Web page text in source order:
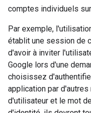
comptes individuels
Par exemple,
établit une session de
d'avoir à inviter
Google lors d'une
choisissez
application par
d'utilisateur et le mot